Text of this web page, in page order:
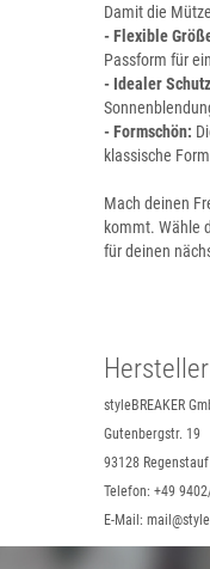
Damit die
- Flexible
Passform für
- Idealer
- Formschön:
klassische
Mach deinen
kommt. Wähle
für deinen
styleBREAKER
Gutenbergstr. 19
93128
Telefon: +49
E-Mail: